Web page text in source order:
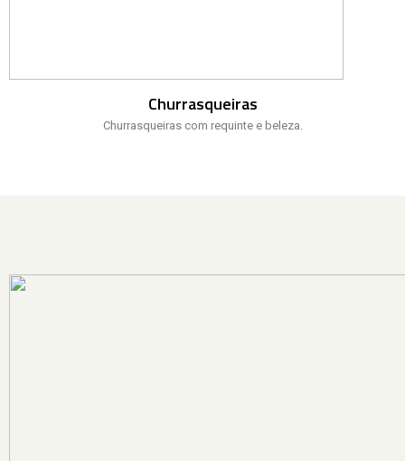
Churrasqueiras
Churrasqueiras com requinte e beleza.